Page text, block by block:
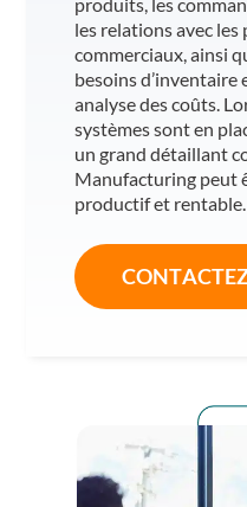
les relations avec les
commerciaux, ainsi
besoins d’inventaire
analyse des coûts.
systèmes sont en
un grand détaillant
Manufacturing peut
productif et rentable.